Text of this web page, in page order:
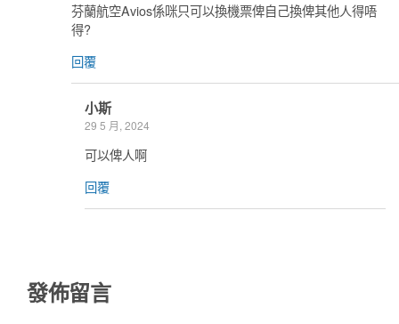
芬蘭航空Avios係咪只可以換機票俾自己換俾其他人得唔
得?
回覆
小斯
29 5 月, 2024
可以俾人啊
回覆
發佈留言